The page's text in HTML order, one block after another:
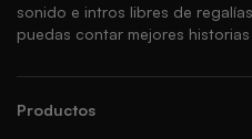
sonido e intros libres de
puedas contar mejores
Productos